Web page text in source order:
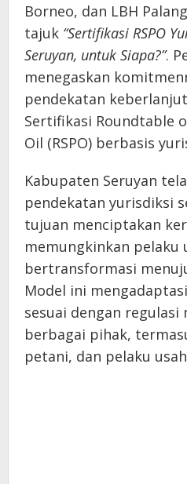
Borneo, dan LBH
tajuk “Sertifikasi RSPO
Seruyan, untuk Siapa?”.
menegaskan
pendekatan
Sertifikasi Roundtable
Oil (RSPO) berbasis
Kabupaten Seruyan
pendekatan yurisdiksi
tujuan menciptakan
memungkinkan pelaku
bertransformasi
Model ini
sesuai dengan
berbagai pihak,
petani, dan pelaku